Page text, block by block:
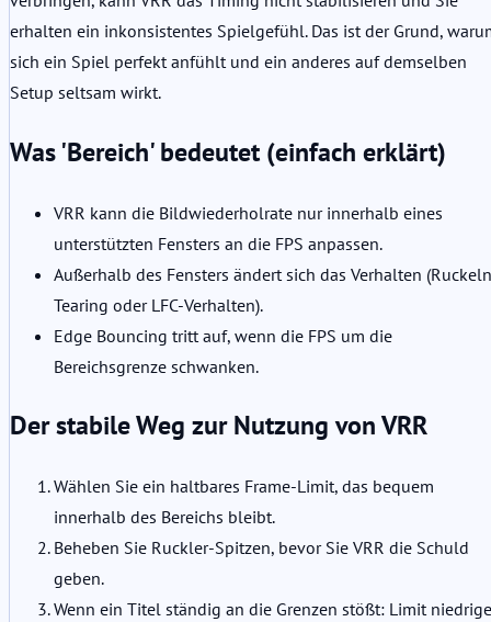
erhalten ein inkonsistentes Spielgefühl. Das ist der Grund,
sich ein Spiel perfekt anfühlt und ein anderes auf demselben
Setup seltsam wirkt.
Was 'Bereich' bedeutet (einfach erklärt)
VRR kann die Bildwiederholrate nur innerhalb eines
unterstützten Fensters an die FPS anpassen.
Außerhalb des Fensters ändert sich das Verhalten
Tearing oder LFC-Verhalten).
Edge Bouncing tritt auf, wenn die FPS um die
Bereichsgrenze schwanken.
Der stabile Weg zur Nutzung von VRR
Wählen Sie ein haltbares Frame-Limit, das bequem
innerhalb des Bereichs bleibt.
Beheben Sie Ruckler-Spitzen, bevor Sie VRR die Schuld
geben.
Wenn ein Titel ständig an die Grenzen stößt: Limit